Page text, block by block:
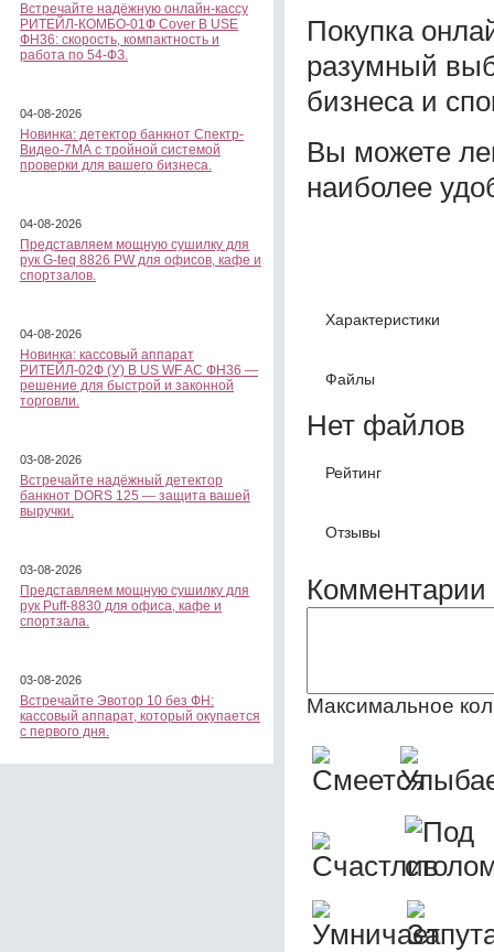
Встречайте надёжную онлайн-кассу
РИТЕЙЛ-КОМБО-01Ф Cover B USE
ФН36: скорость, компактность и
работа по 54-ФЗ.
04-08-2026
Новинка: детектор банкнот Спектр-
Видео-7МА с тройной системой
проверки для вашего бизнеса.
04-08-2026
Представляем мощную сушилку для
рук G-teq 8826 PW для офисов, кафе и
спортзалов.
04-08-2026
Новинка: кассовый аппарат
РИТЕЙЛ-02Ф (У) B US WF AC ФН36 —
решение для быстрой и законной
торговли.
03-08-2026
Встречайте надёжный детектор
банкнот DORS 125 — защита вашей
выручки.
03-08-2026
Представляем мощную сушилку для
рук Puff-8830 для офиса, кафе и
спортзала.
03-08-2026
Встречайте Эвотор 10 без ФН:
кассовый аппарат, который окупается
с первого дня.
Покупка
разумный
бизнеса и
Вы можете
наиболее
Характеристики
Файлы
Нет файлов
Рейтинг
Отзывы
Комментарии
Максимальное